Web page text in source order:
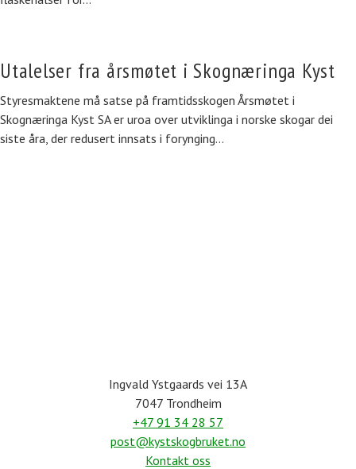
Utalelser fra årsmøtet i Skognæringa Kyst
Styresmaktene må satse på framtidsskogen Årsmøtet i
Skognæringa Kyst SA er uroa over utviklinga i norske skogar dei
siste åra, der redusert innsats i forynging…
Ingvald Ystgaards vei 13A
7047 Trondheim
+47 91 34 28 57
post@kystskogbruket.no
Kontakt oss